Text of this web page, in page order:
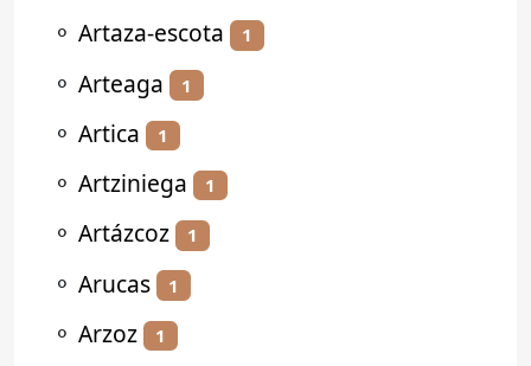
⚬ Artaza-escota 1
⚬ Arteaga 1
⚬ Artica 1
⚬ Artziniega 1
⚬ Artázcoz 1
⚬ Arucas 1
⚬ Arzoz 1